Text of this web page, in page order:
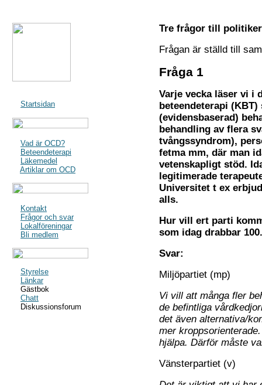
Startsidan
Vad är OCD?
Beteendeterapi
Läkemedel
Artiklar om OCD
Kontakt
Frågor och svar
Lokalföreningar
Bli medlem
Styrelse
Länkar
Gästbok
Chatt
Diskussionsforum
Tre frågor till
Frågan är ställd till
Fråga 1
Varje vecka läser vi i
beteendeterapi
(evidensbaserad)
behandling av flera
tvångssyndrom),
fetma mm, där man
vetenskapligt stöd.
legitimerade
Universitet t ex
alls.
Hur vill ert parti
som idag drabbar
Svar:
Miljöpartiet (mp)
Vi vill att många fler
de befintliga
det även alternativa/
mer
hjälpa. Därför måste
Vänsterpartiet (v)